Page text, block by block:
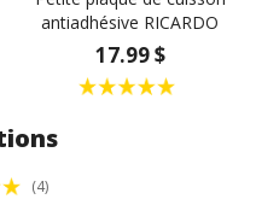
antiadhésive RICARDO
17.99 $
(4)